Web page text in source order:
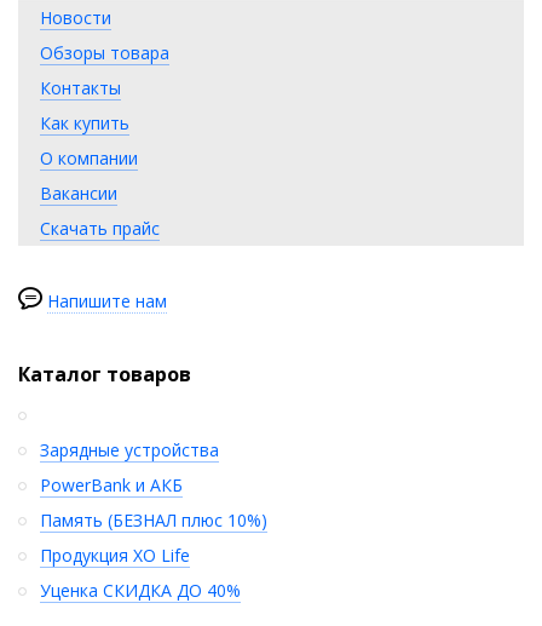
Новости
Обзоры товара
Контакты
Как купить
О компании
Вакансии
Скачать прайс
Напишите нам
Каталог товаров
Зарядные устройства
PowerBank и АКБ
Память (БЕЗНАЛ плюс 10%)
Продукция XO Life
Уценка СКИДКА ДО 40%